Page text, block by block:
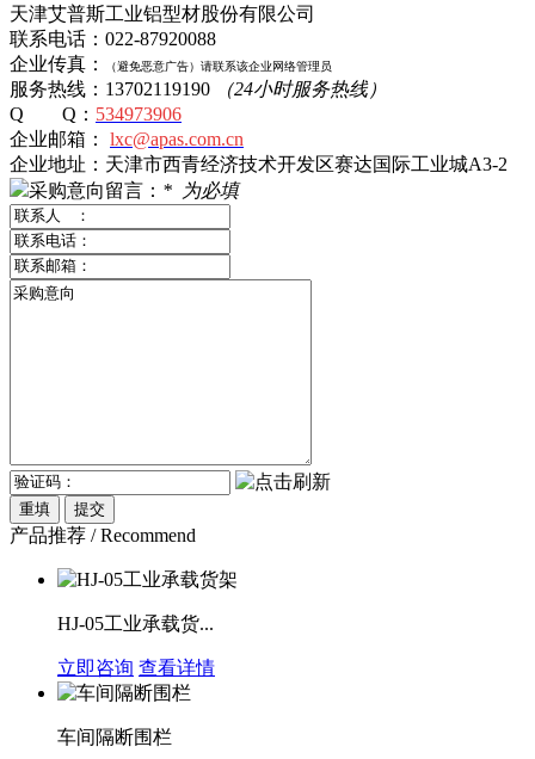
天津艾普斯工业铝型材股份有限公司
联系电话：022-87920088
企业传真：
（避免恶意广告） 请联系该企业网络管理员
服务热线：13702119190
（24小时服务热线）
Q Q： 534973906
企业邮箱： lxc@apas.com.cn
企业地址：天津市西青经济技术开发区赛达国际工业城A3-2
采购意向留言： * 为必填
产品推荐 / Recommend
HJ-05工业承载货...
立即咨询 查看详情
车间隔断围栏